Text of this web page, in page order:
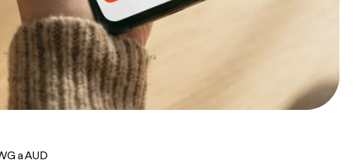
a AUD